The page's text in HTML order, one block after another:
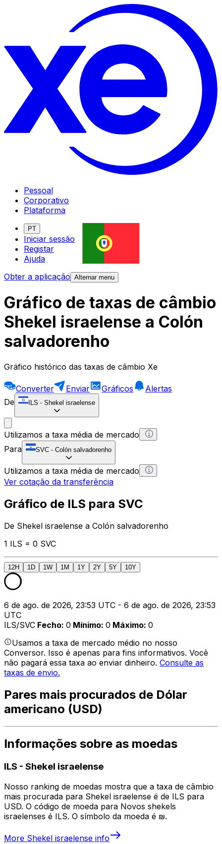
Pessoal
Corporativo
Plataforma
PT
Iniciar sessão
Registar
Ajuda
Obter a aplicação Alternar menu
Gráfico de taxas de câmbio
Shekel israelense a Colón
salvadorenho
Gráfico histórico das taxas de câmbio Xe
Converter Enviar Gráficos
Alertas
De
ILS - Shekel israelense
Utilizamos a taxa média de mercado
Para
SVC - Colón salvadorenho
Utilizamos a taxa média de mercado
Ver cotação da transferência
Gráfico de ILS para SVC
De Shekel israelense a Colón salvadorenho
1 ILS = 0 SVC
12H 1D 1W 1M 1Y 2Y 5Y 10Y
6 de ago. de 2026, 23:53 UTC - 6 de ago. de 2026, 23:53
UTC
ILS/SVC Fecho: 0 Mínimo: 0 Máximo: 0
Usamos a taxa de mercado médio no nosso
Conversor. Isso é apenas para fins informativos. Você
não pagará essa taxa ao enviar dinheiro. Consulte as
taxas de envio.
Pares mais procurados de Dólar
americano (USD)
Informações sobre as moedas
ILS - Shekel israelense
Nosso ranking de moedas mostra que a taxa de câmbio
mais procurada para Shekel israelense é de ILS para
USD. O código de moeda para Novos shekels
israelenses é ILS. O símbolo da moeda é ₪.
More Shekel israelense info